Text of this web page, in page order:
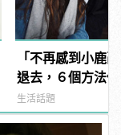
「不再感到小鹿
退去，６個方法
生活話題